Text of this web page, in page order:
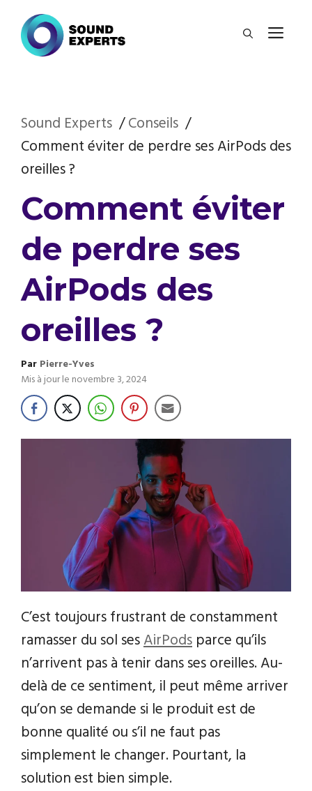
contenu
Sound Experts
Conseils
Comment éviter de perdre ses AirPods des
oreilles ?
Comment éviter
de perdre ses
AirPods des
oreilles ?
Par Pierre-Yves
Mis à jour le novembre 3, 2024
C’est toujours frustrant de constamment
ramasser du sol sesAirPods parce qu’ils
n’arrivent pas à tenir dans ses oreilles. Au-
delà de ce sentiment, il peut même arriver
qu’on se demande si le produit est de
bonne qualité ou s’il ne faut pas
simplement le changer. Pourtant, la
solution est bien simple.